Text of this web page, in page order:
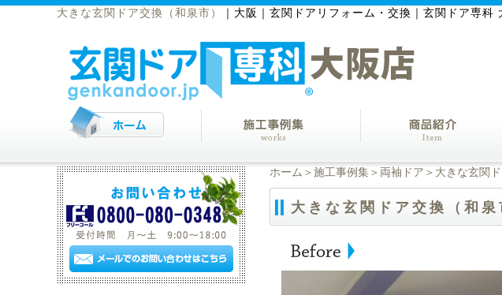
大きな玄関ドア交換（和泉市） 大阪｜玄関ドアリフォーム・交換｜玄関ドア専科
ホーム ＞ 施工事例集 ＞ 両袖ドア ＞大きな玄関
大きな玄関ドア交換（和泉